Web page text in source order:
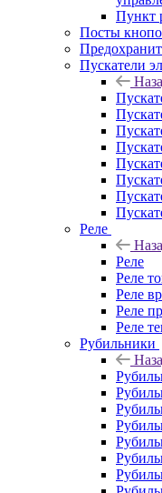
Пункт
Посты
Пускатели
Реле
Реле
Реле
Реле
Реле
Реле
Рубильники